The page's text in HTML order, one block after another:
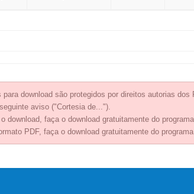
download são protegidos por direitos autorias dos
aviso ("Cortesia de...").
download, faça o download gratuitamente do programa
PDF, faça o download gratuitamente do programa